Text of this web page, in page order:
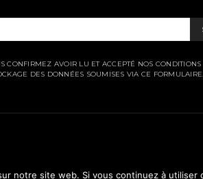
CONFIRMEZ AVOIR LU ET ACCEPTÉ NOS
DES DONNÉES SOUMISES VIA CE FORMULAIRE.
notre site web. Si vous continuez à